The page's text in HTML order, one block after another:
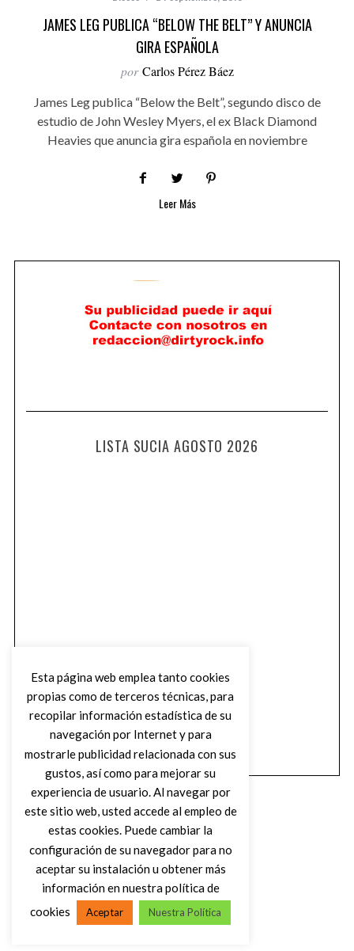
JAMES LEG PUBLICA “BELOW THE BELT” Y ANUNCIA
GIRA ESPAÑOLA
por Carlos Pérez Báez
James Leg publica “Below the Belt”, segundo disco de
estudio de John Wesley Myers, el ex Black Diamond
Heavies que anuncia gira española en noviembre
Leer Más
LISTA SUCIA AGOSTO 2026
VOLVER AL INICIO
Esta página web emplea tanto cookies
propias como de terceros técnicas, para
recopilar información estadística de su
navegación por Internet y para
mostrarle publicidad relacionada con sus
gustos, así como para mejorar su
experiencia de usuario. Al navegar por
este sitio web, usted accede al empleo de
estas cookies. Puede cambiar la
configuración de su navegador para no
aceptar su instalación u obtener más
información en nuestra política de
cookies
Aceptar Nuestra Política